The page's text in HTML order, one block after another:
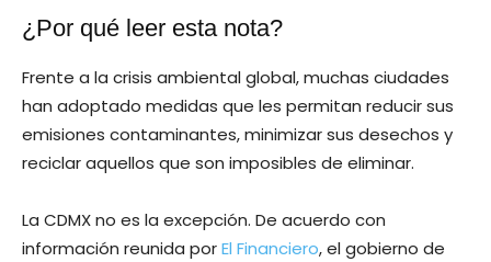
¿Por qué leer esta nota?
Frente a la crisis ambiental global, muchas ciudades
han adoptado medidas que les permitan reducir sus
emisiones contaminantes, minimizar sus desechos y
reciclar aquellos que son imposibles de eliminar.
La CDMX no es la excepción. De acuerdo con
información reunida porEl Financiero, el gobierno de